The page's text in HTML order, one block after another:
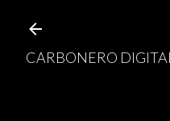
CARBONERO DIGITAL